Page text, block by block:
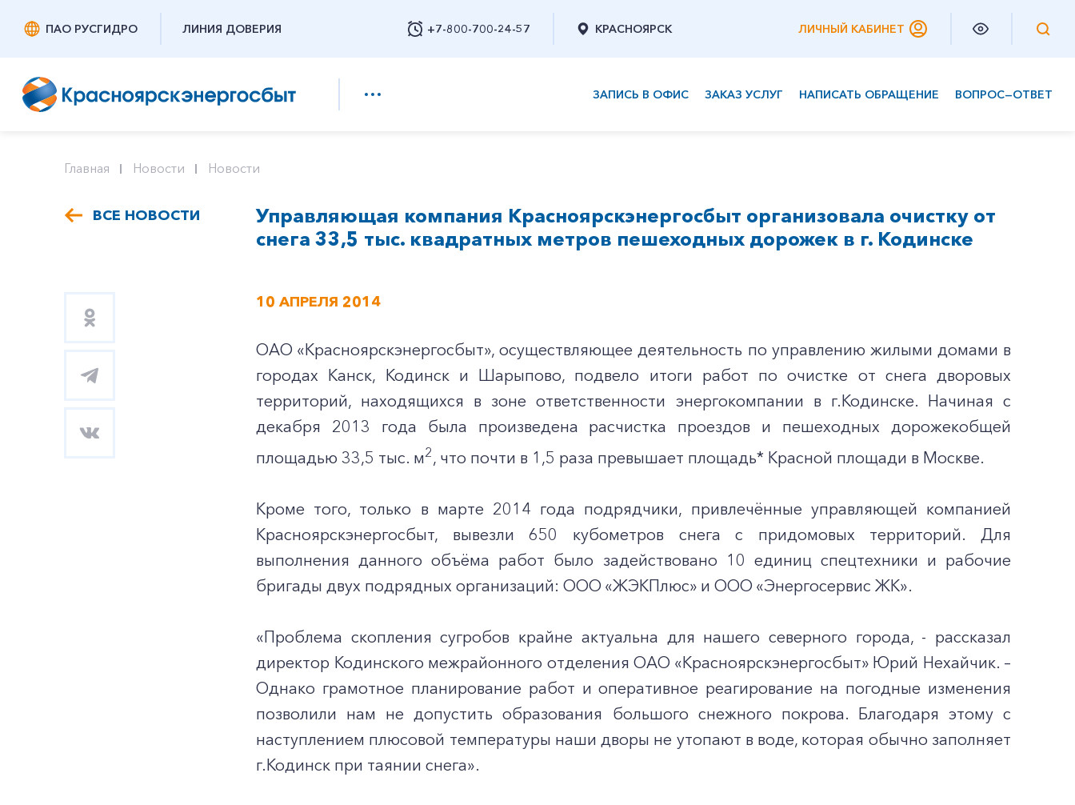
ПАО РУСГИДРО ЛИНИЯ ДОВЕРИЯ +7-800-700-24-57
Заказать обратный звонок
КРАСНОЯРСК ЛИЧНЫЙ КАБИНЕТ
ЗАПИСЬ В ОФИС ЗАКАЗ УСЛУГ НАПИСАТЬ ОБРАЩЕНИЕ ВОПРОС—ОТВЕТ
Главная Новости Новости
ВСЕ НОВОСТИ
Управляющая компания Красноярскэнергосбыт организовала очистку от
снега 33,5 тыс. квадратных метров пешеходных дорожек в г. Кодинске
10 АПРЕЛЯ 2014
ОАО «Красноярскэнергосбыт», осуществляющее деятельность по управлению жилыми домами в
городах Канск, Кодинск и Шарыпово, подвело итоги работ по очистке от снега дворовых
территорий, находящихся в зоне ответственности энергокомпании в г.Кодинске. Начиная с
декабря 2013 года была произведена расчистка проездов и пешеходных дорожекобщей
площадью 33,5 тыс. м2 , что почти в 1,5 раза превышает площадь* Красной площади в Москве.
Кроме того, только в марте 2014 года подрядчики, привлечённые управляющей компанией
Красноярскэнергосбыт, вывезли 650 кубометров снега с придомовых территорий. Для
выполнения данного объёма работ было задействовано 10 единиц спецтехники и рабочие
бригады двух подрядных организаций: ООО «ЖЭКПлюс» и ООО «Энергосервис ЖК».
«Проблема скопления сугробов крайне актуальна для нашего северного города, - рассказал
директор Кодинского межрайонного отделения ОАО «Красноярскэнергосбыт» Юрий Нехайчик. –
Однако грамотное планирование работ и оперативное реагирование на погодные изменения
позволили нам не допустить образования большого снежного покрова. Благодаря этому с
наступлением плюсовой температуры наши дворы не утопают в воде, которая обычно заполняет
г.Кодинск при таянии снега».